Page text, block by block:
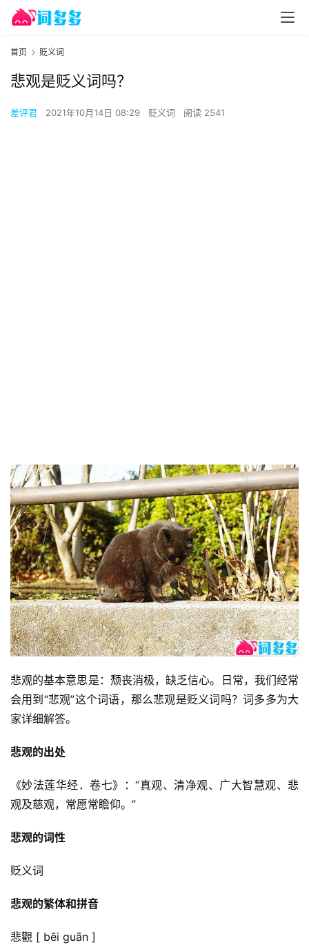
首页 贬义词
悲观是贬义词吗？
差评君 2021年10月14日 08:29 贬义词 阅读 2541
悲观的基本意思是：颓丧消极，缺乏信心。日常，我们经常
会用到“悲观”这个词语，那么悲观是贬义词吗？词多多为大
家详细解答。
悲观的出处
《妙法莲华经．卷七》：“真观、清净观、广大智慧观、悲
观及慈观，常愿常瞻仰。”
悲观的词性
贬义词
悲观的繁体和拼音
悲觀 [ bēi guān ]